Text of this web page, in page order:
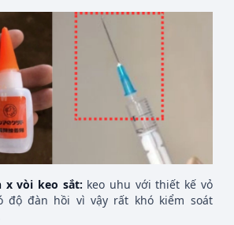
x vòi keo sắt: keo uhu với thiết kế vỏ
độ đàn hồi vì vậy rất khó kiểm soát